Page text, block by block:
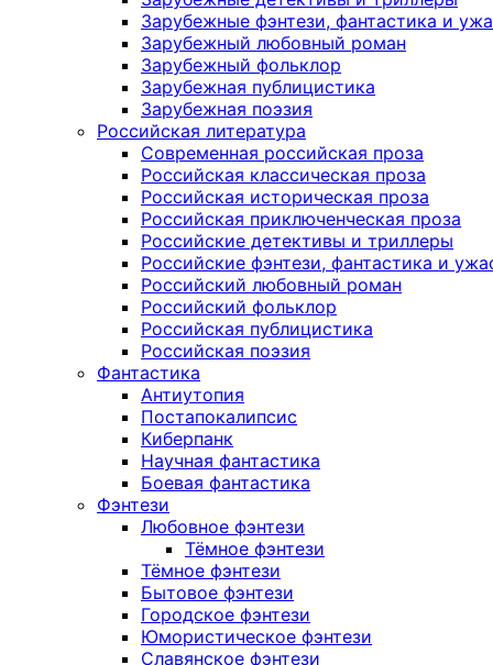
Зарубежные фэнтези, фантастика и
Зарубежный любовный роман
Зарубежный фольклор
Зарубежная публицистика
Зарубежная поэзия
Российская литература
Современная российская проза
Российская классическая проза
Российская историческая проза
Российская приключенческая проза
Российские детективы и триллеры
Российские фэнтези, фантастика и
Российский любовный роман
Российский фольклор
Российская публицистика
Российская поэзия
Фантастика
Антиутопия
Постапокалипсис
Киберпанк
Научная фантастика
Боевая фантастика
Фэнтези
Любовное фэнтези
Тёмное фэнтези
Тёмное фэнтези
Бытовое фэнтези
Городское фэнтези
Юмористическое фэнтези
Славянское фэнтези